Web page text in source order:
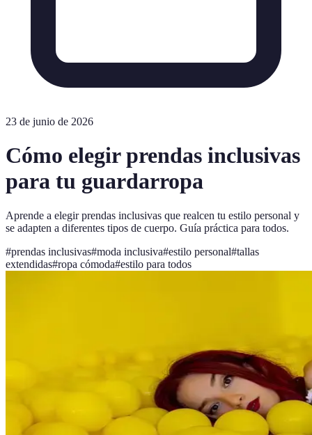
23 de junio de 2026
Cómo elegir prendas inclusivas
para tu guardarropa
Aprende a elegir prendas inclusivas que realcen tu estilo personal y
se adapten a diferentes tipos de cuerpo. Guía práctica para todos.
#prendas inclusivas#moda inclusiva#estilo personal#tallas
extendidas#ropa cómoda#estilo para todos